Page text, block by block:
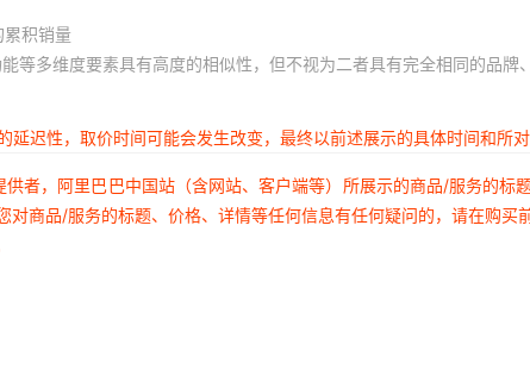
积销量
等多维度要素具有高度的相似性，但不视为二者具有完全相同的品牌
迟性，取价时间可能会发生改变，最终以前述展示的具体时间和所对
者，阿里巴巴中国站（含网站、客户端等）所展示的商品/服务的
商品/服务的标题、价格、详情等任何信息有任何疑问的，请在购